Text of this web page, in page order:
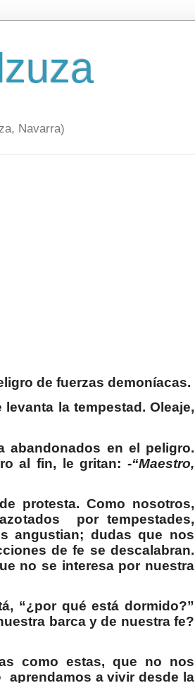
Navarra)
de fuerzas demoníacas.
la tempestad. Oleaje,
abandonados en el peligro.
al fin, le gritan: -“Maestro,
protesta. Como nosotros,
por tempestades,
angustian; dudas que nos
de fe se descalabran.
no se interesa por nuestra
“¿por qué está dormido?”
barca y de nuestra fe?
como estas, que no nos
aprendamos a vivir desde la